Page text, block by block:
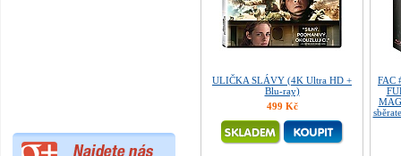
ULIČKA SLÁVY (4K Ultra HD +
Blu-ray)
499 Kč
FAC